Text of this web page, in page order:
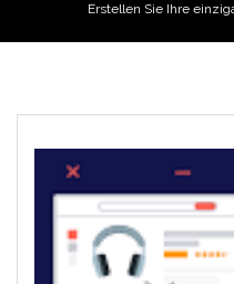
Erstellen Sie Ihre